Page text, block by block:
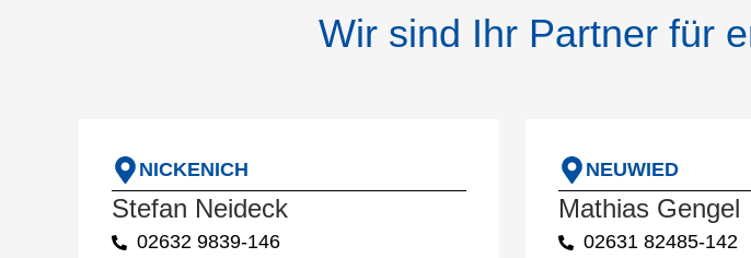
Wir sind Ihr Partner für
NICKENICH
Stefan Neideck
02632 9839-146
NEUWIED
Mathias Gengel
02631 82485-142